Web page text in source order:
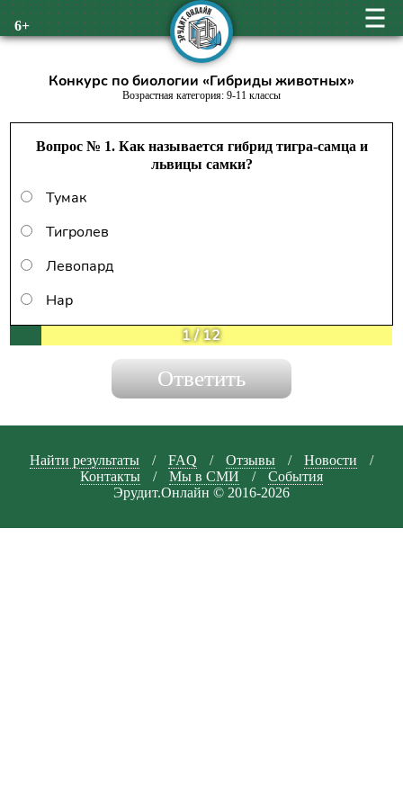
6+
Конкурс по биологии «Гибриды животных»
Возрастная категория: 9-11 классы
Вопрос № 1. Как называется гибрид тигра-самца и
львицы самки?
Тумак
Тигролев
Левопард
Нар
1/12
Найти результаты / FAQ / Отзывы / Новости
/
Контакты
/ Мы в СМИ /
События
Эрудит.Онлайн © 2016-2026